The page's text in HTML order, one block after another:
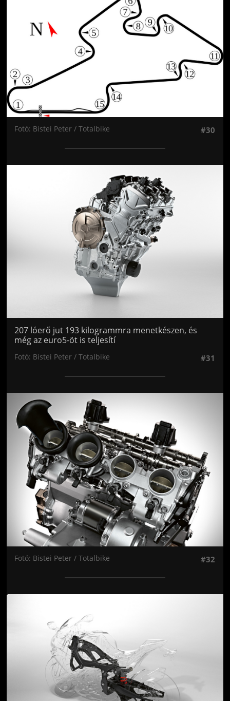
Jön még kép!
Fotó: Bistei Peter / Totalbike #30
Jön még kép!
207 lóerő jut 193 kilogrammra menetkészen, és
még az euro5-öt is teljesítí
Fotó: Bistei Peter / Totalbike #31
Jön még kép!
Fotó: Bistei Peter / Totalbike #32